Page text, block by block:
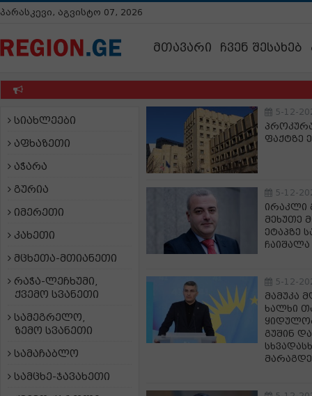
პარასკევი, აგვისტო 07, 2026
მთავარი ჩვენ შესახებ
სიახლეები
აფხაზეთი
აჭარა
გურია
იმერეთი
კახეთი
მცხეთა-მთიანეთი
რაჭა-ლეჩხუმი,
ქვემო სვანეთი
სამეგრელო,
ზემო სვანეთი
სამაჩაბლო
სამცხე-ჯავახეთი
5-12-
ფაქტზე
5-12-
ირაკლი
მეხუთე
ეტაპზე
ჩაიშალა
5-12-
მამუკა
ხალხი
გუშინ